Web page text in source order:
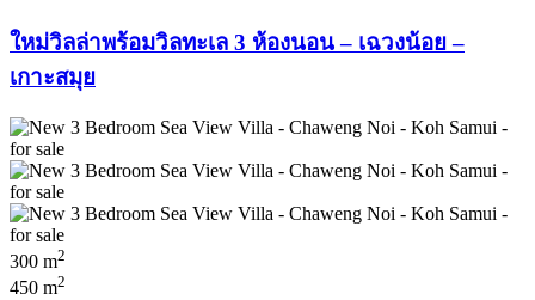
ใหม่วิลล่าพร้อมวิลทะเล 3 ห้องนอน – เฉวงน้อย –
เกาะสมุย
300 m2
450 m2